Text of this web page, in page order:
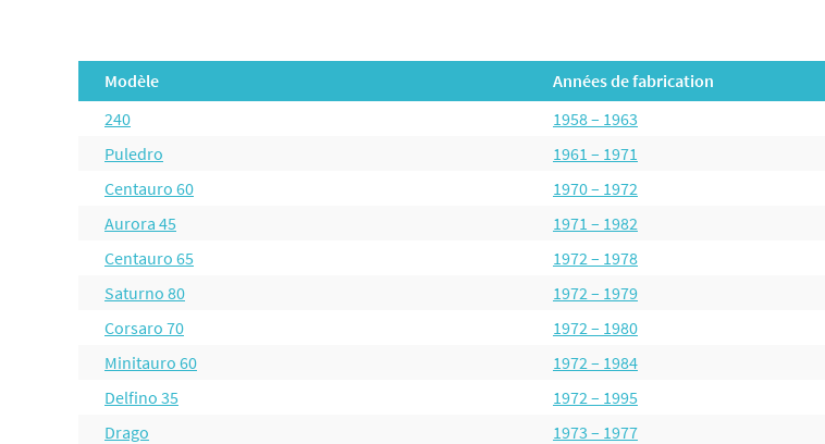
Modèle
Années de fabrication
240
1958 – 1963
Puledro
1961 – 1971
Centauro 60
1970 – 1972
Aurora 45
1971 – 1982
Centauro 65
1972 – 1978
Saturno 80
1972 – 1979
Corsaro 70
1972 – 1980
Minitauro 60
1972 – 1984
Delfino 35
1972 – 1995
Drago
1973 – 1977